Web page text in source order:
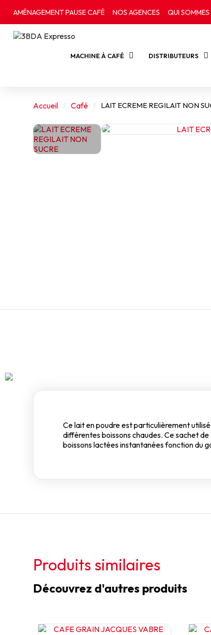
AMÉNAGEMENT PAUSE CAFÉ NOS AGENCES QUI
MACHINE À CAFÉ DISTRIBUTEURS
Accueil Café LAIT ECREME REGILAIT NON
Ce lait en poudre est particulièrement
différentes boissons chaudes. Ce sachet
boissons lactées instantanées fonction du
Produits similaires
Découvrez d'autres produits